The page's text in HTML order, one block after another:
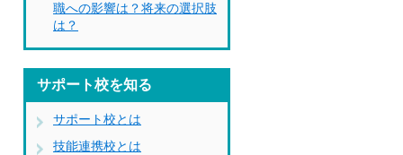
職への影響は？将来の選択肢
は？
サポート校を知る
サポート校とは
技能連携校とは